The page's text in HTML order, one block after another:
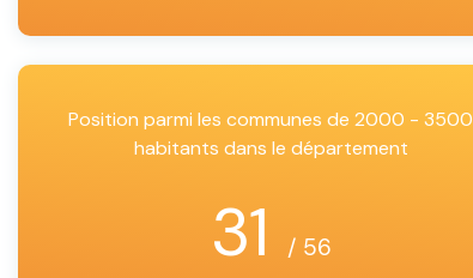
Position parmi les communes de 2000 - 3500
habitants dans le département
31 / 56